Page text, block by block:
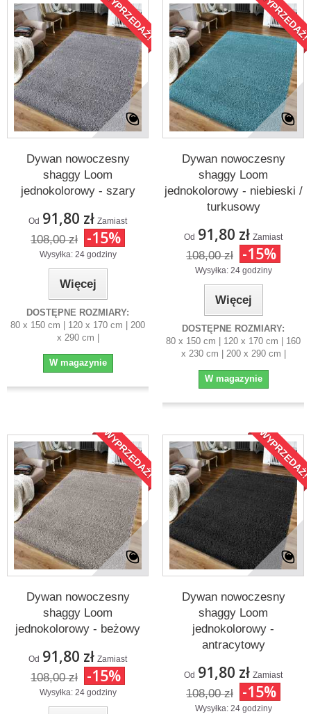
WYPRZEDAŻ!
Dywan nowoczesny
shaggy Loom
jednokolorowy - szary
Od 91,80 zł Zamiast
108,00 zł -15%
Wysyłka: 24 godziny
Więcej
DOSTĘPNE ROZMIARY:
80 x 150 cm | 120 x 170 cm | 200
x 290 cm |
W magazynie
WYPRZEDAŻ!
Dywan nowoczesny
shaggy Loom
jednokolorowy - niebieski /
turkusowy
Od 91,80 zł Zamiast
108,00 zł -15%
Wysyłka: 24 godziny
Więcej
DOSTĘPNE ROZMIARY:
80 x 150 cm | 120 x 170 cm | 160
x 230 cm | 200 x 290 cm |
W magazynie
WYPRZEDAŻ!
Dywan nowoczesny
shaggy Loom
jednokolorowy - beżowy
Od 91,80 zł Zamiast
108,00 zł -15%
Wysyłka: 24 godziny
WYPRZEDAŻ!
Dywan nowoczesny
shaggy Loom
jednokolorowy -
antracytowy
Od 91,80 zł Zamiast
108,00 zł -15%
Wysyłka: 24 godziny